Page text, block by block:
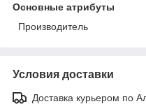
Основные атрибуты
Производитель
Условия доставки
Доставка курьером по